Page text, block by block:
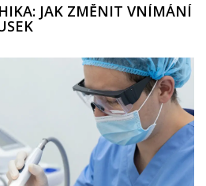
JAK ZMĚNIT VNÍMÁNÍ